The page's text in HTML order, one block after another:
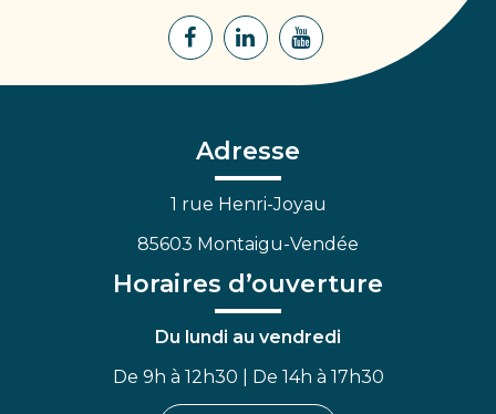
Lien
Facebook
Lien
Lien
Adresse
1 rue Henri-Joyau
85603 Montaigu-Vendée
Horaires d’ouverture
Du lundi au vendredi
De 9h à 12h30 | De 14h à 17h30